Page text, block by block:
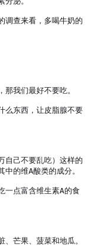
调查来看，多喝牛奶的
我们最好不要吃。
么东西，让皮脂腺不要
自己不要乱吃）这样的
的维A酸类的成分。
一点富含维生素A的食
芒果、菠菜和地瓜。